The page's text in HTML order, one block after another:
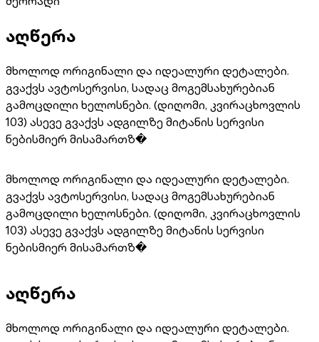
აღწერა
მხოლოდ ორიგინალი და იდეალური დეტალები.
გვაქვს ავტოსერვისი, სადაც მოგემსახურებიან
გამოცდილი ხელოსნები. (დიღომი, კვირაცხოვლის
103) ასევე გვაქვს ადგილზე მიტანის სერვისი
ნებისმიერ მისამართზ�
მხოლოდ ორიგინალი და იდეალური დეტალები.
გვაქვს ავტოსერვისი, სადაც მოგემსახურებიან
გამოცდილი ხელოსნები. (დიღომი, კვირაცხოვლის
103) ასევე გვაქვს ადგილზე მიტანის სერვისი
ნებისმიერ მისამართზ�
აღწერა
მხოლოდ ორიგინალი და იდეალური დეტალები.